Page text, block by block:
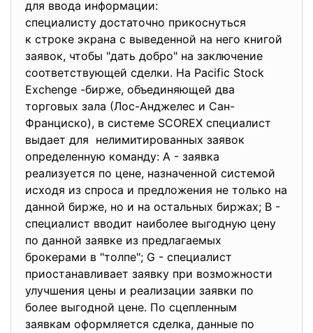
для ввода информации:
специалисту достаточно прикоснуться
к строке экрана с выведенной на него книгой
заявок, чтобы "дать добро" на заключение
соответствующей сделки. На Pacific Stock
Exchenge -бирже, объединяющей два
торговых зала (Лос-Анджелес и Сан-
Франциско), в системе SCOREX специалист
выдает для нелимитированных заявок
определенную команду: А - заявка
реализуется по цене, назначенной системой
исходя из спроса и предложения не только на
данной бирже, но и на остальных биржах; В -
специалист вводит наиболее выгодную цену
по данной заявке из предлагаемых
брокерами в "толпе"; G - специалист
приостанавливает заявку при возможности
улучшения цены и реализации заявки по
более выгодной цене. По сцепленным
заявкам оформляется сделка, данные по